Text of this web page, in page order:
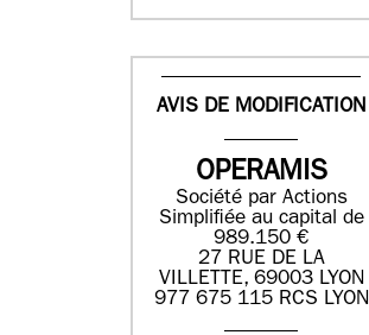
AVIS DE MODIFICATION
OPERAMIS
Société par Actions
Simplifiée au capital de
989.150 €
27 RUE DE LA
VILLETTE, 69003 LYON
977 675 115 RCS LYON